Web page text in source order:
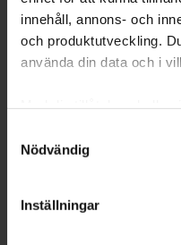
innehåll, annons- och
och produktutveckling.
använda din data och i
som kan ha en
Nödvändig
Inställningar
Christoffer
Verksamhetsutvecklare